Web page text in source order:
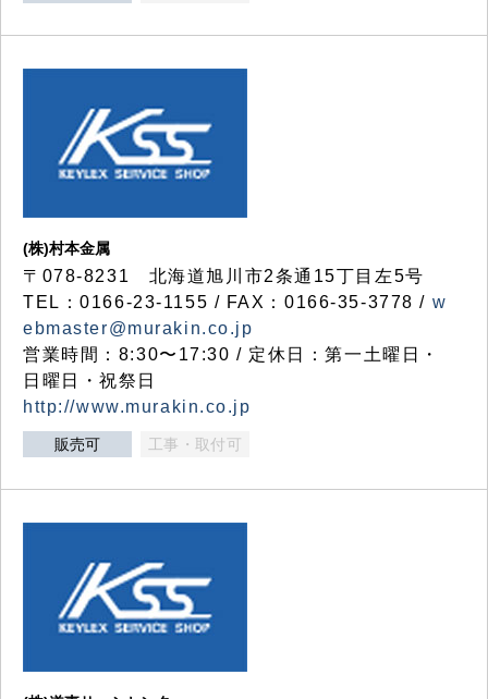
(株)村本金属
〒078-8231 北海道旭川市2条通15丁目左5号
TEL：0166-23-1155 / FAX：0166-35-3778 / w
ebmaster@murakin.co.jp
営業時間：8:30〜17:30 / 定休日：第一土曜日・
日曜日・祝祭日
http://www.murakin.co.jp
販売可 工事・取付可